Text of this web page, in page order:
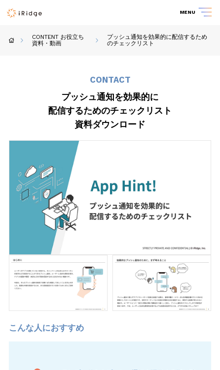
MENU
CONTENT お役立ち
資料・動画
プッシュ通知を効果的に配信するため
のチェックリスト
CONTACT
プッシュ通知を効果的に
配信するためのチェックリスト
資料ダウンロード